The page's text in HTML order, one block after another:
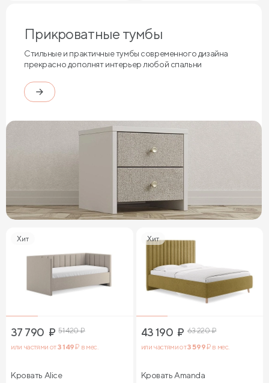
Прикроватные тумбы
Стильные и практичные тумбы современного дизайна
прекрасно дополнят интерьер любой спальни
Хит
37 790 ₽ 51 420₽
или частями от3 149₽ в мес.
Кровать Alice
Хит
43 190 ₽ 63 220₽
или частями от3 599₽ в мес.
Кровать Amanda